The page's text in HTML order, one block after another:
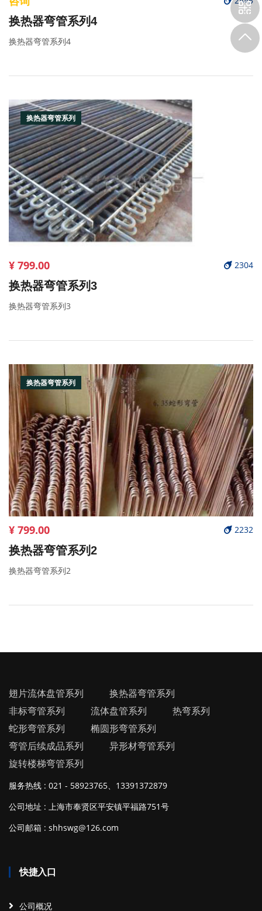
换热器弯管系列4
换热器弯管系列4
换热器弯管系列
2304
¥ 799.00
换热器弯管系列3
换热器弯管系列3
换热器弯管系列
2232
¥ 799.00
换热器弯管系列2
换热器弯管系列2
翅片流体盘管系列
换热器弯管系列
非标弯管系列
流体盘管系列
热弯系列
蛇形弯管系列
椭圆形弯管系列
弯管后续成品系列
异形材弯管系列
旋转楼梯弯管系列
服务热线 : 021 - 58923765、13391372879
公司地址 : 上海市奉贤区平安镇平福路751号
公司邮箱 : shhswg@126.com
快捷入口
公司概况